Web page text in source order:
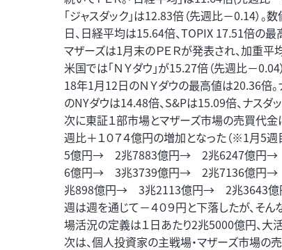
「ジャスダック」は12.83倍（先週比－0.14）
日、日経平均は15.64倍、TOPIX 17.51倍の
マザーズは1月末のＰＥＲが発表され、加
米国では「ＮＹダウ」が15.27倍（先週比－0.04
18年1月12日のＮＹダウの最高値は20.36倍
のNYダウは14.48倍、S&Pは15.09倍、ナスダ
次に東証１部市場とマザーズ市場の売買代金
週比＋１０７４億円の増加となった（
5億円→ 2兆7883億円→ 2兆6247億円
6億円→ 3兆3739億円→ 2兆7136億円
兆898億円→ 3兆2113億円→ 2兆3643
週は週を通じて－４０９円と下落したが、そ
場活況の定義は１日あたり2兆5000億円、大
次は、個人投資家の主戦場・マザーズ市場の